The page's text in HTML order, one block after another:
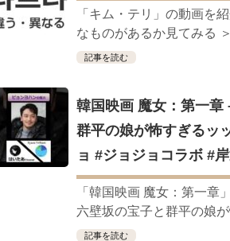
YUCHUN ♥ LOVE 15 「成均館 5話」
[Fan MV]七日の王妃(7일의 왕비)OST – 정
俳優カン・ギヨン、突然の熱愛宣言…「キ
Powered by livedoor 相互RSS
「キム・テリ」の動画を
なものがあるか見てみる
記事を読む
韓国映画 魔女：第一章
群平の娘が怖すぎるッ
ョ #ジョジョコラボ #
「韓国映画 魔女：第一章
六壁坂の宝子と群平の娘
記事を読む